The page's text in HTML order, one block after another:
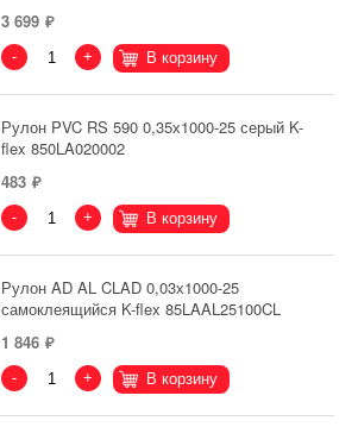
3 699
- + В корзину
Рулон PVC RS 590 0,35х1000-25 серый K-
flex 850LA020002
483
- + В корзину
Рулон AD AL CLAD 0,03х1000-25
самоклеящийся K-flex 85LAAL25100CL
1 846
- + В корзину